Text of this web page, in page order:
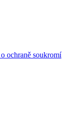
ochraně soukromí